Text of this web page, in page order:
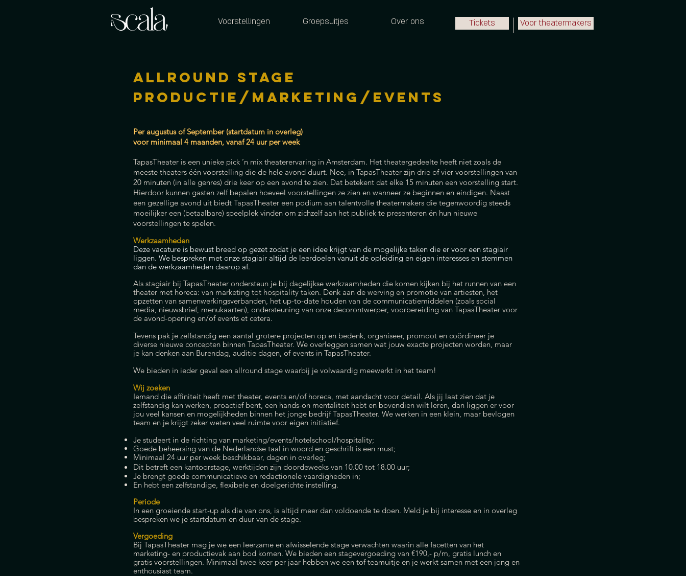
Voorstellingen Groepsuitjes Over ons Tickets Voor theatermakers
ALLROUND STAGE
Productie/MARKETING/EVENTS
Per augustus of September (startdatum in overleg)
voor minimaal 4 maanden, vanaf 24 uur per week
TapasTheater is een unieke pick ’n mix theaterervaring in Amsterdam. Het theatergedeelte heeft niet zoals de
meeste theaters één voorstelling die de hele avond duurt. Nee, in TapasTheater zijn drie of vier voorstellingen van
20 minuten (in alle genres) drie keer op een avond te zien. Dat betekent dat elke 15 minuten een voorstelling start.
Hierdoor kunnen gasten zelf bepalen hoeveel voorstellingen ze zien en wanneer ze beginnen en eindigen. Naast
een gezellige avond uit biedt TapasTheater een podium aan talentvolle theatermakers die tegenwoordig steeds
moeilijker een (betaalbare) speelplek vinden om zichzelf aan het publiek te presenteren én hun nieuwe
voorstellingen te spelen.
Werkzaamheden
Deze vacature is bewust breed op gezet zodat je een idee krijgt van de mogelijke taken die er voor een stagiair
liggen. We bespreken met onze stagiair altijd de leerdoelen vanuit de opleiding en eigen interesses en stemmen
dan de werkzaamheden daarop af.
Als stagiair bij TapasTheater ondersteun je bij dagelijkse werkzaamheden die komen kijken bij het runnen van een
theater met horeca: van marketing tot hospitality taken. Denk aan de werving en promotie van artiesten, het
opzetten van samenwerkingsverbanden, het up-to-date houden van de communicatiemiddelen (zoals social
media, nieuwsbrief, menukaarten), ondersteuning van onze decorontwerper, voorbereiding van TapasTheater voor
de avond-opening en/of events et cetera.
Tevens pak je zelfstandig een aantal grotere projecten op en bedenk, organiseer, promoot en coördineer je
diverse nieuwe concepten binnen TapasTheater. We overleggen samen wat jouw exacte projecten worden, maar
je kan denken aan Burendag, auditie dagen, of events in TapasTheater.
We bieden in ieder geval een allround stage waarbij je volwaardig meewerkt in het team!
Wij zoeken
Iemand die affiniteit heeft met theater, events en/of horeca, met aandacht voor detail. Als jij laat zien dat je
zelfstandig kan werken, proactief bent, een hands-on mentaliteit hebt en bovendien wilt leren, dan liggen er voor
jou veel kansen en mogelijkheden binnen het jonge bedrijf TapasTheater. We werken in een klein, maar bevlogen
team en je krijgt zeker weten veel ruimte voor eigen initiatief.
Je studeert in de richting van marketing/events/hotelschool/hospitality;
Goede beheersing van de Nederlandse taal in woord en geschrift is een must;
Minimaal 24 uur per week beschikbaar, dagen in overleg;
Dit betreft een kantoorstage, werktijden zijn doordeweeks van 10.00 tot 18.00 uur;
Je brengt goede communicatieve en redactionele vaardigheden in;
En hebt een zelfstandige, flexibele en doelgerichte instelling.
Periode
In een groeiende start-up als die van ons, is altijd meer dan voldoende te doen. Meld je bij interesse en in overleg
bespreken we je startdatum en duur van de stage.
Vergoeding
Bij TapasTheater mag je we een leerzame en afwisselende stage verwachten waarin alle facetten van het
marketing- en productievak aan bod komen. We bieden een stagevergoeding van €190,- p/m, gratis lunch en
gratis voorstellingen. Minimaal twee keer per jaar hebben we een tof teamuitje en je werkt samen met een jong en
enthousiast team.